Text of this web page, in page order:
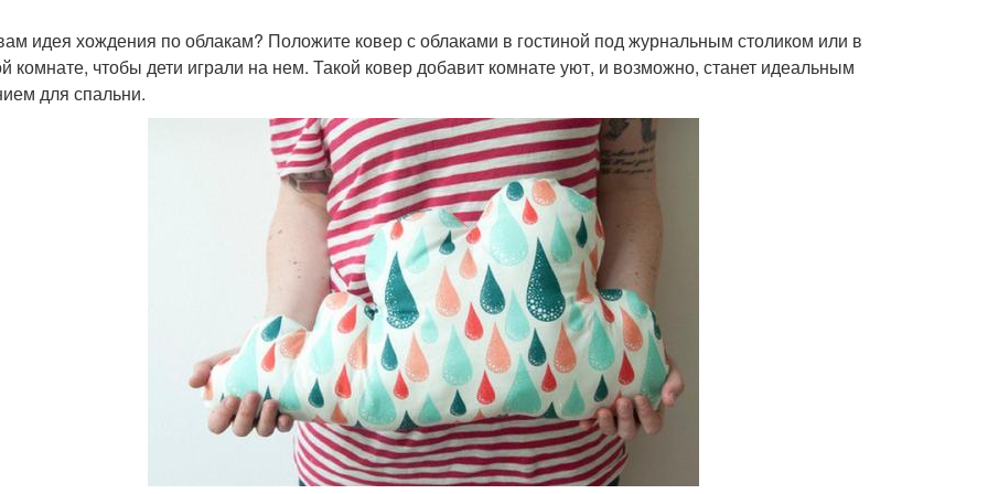
идея хождения по облакам? Положите ковер с облаками в гостиной под журнальным столиком или в
комнате, чтобы дети играли на нем. Такой ковер добавит комнате уют, и возможно, станет идеальным
для спальни.